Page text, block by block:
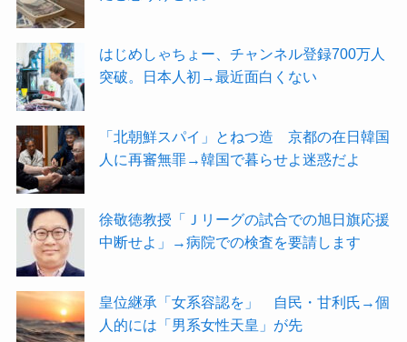
はじめしゃちょー、チャンネル登録700万人
突破。日本人初→最近面白くない
「北朝鮮スパイ」とねつ造 京都の在日韓国
人に再審無罪→韓国で暮らせよ迷惑だよ
徐敬徳教授「Ｊリーグの試合での旭日旗応援
中断せよ」→病院での検査を要請します
皇位継承「女系容認を」 自民・甘利氏→個
人的には「男系女性天皇」が先